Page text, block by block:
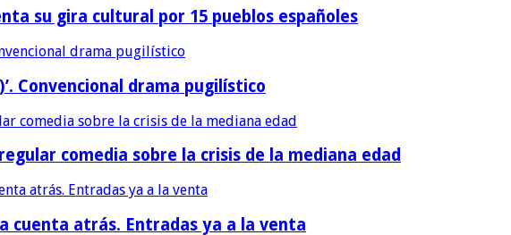
su gira cultural por 15 pueblos españoles
Convencional drama pugilístico
comedia sobre la crisis de la mediana edad
cuenta atrás. Entradas ya a la venta